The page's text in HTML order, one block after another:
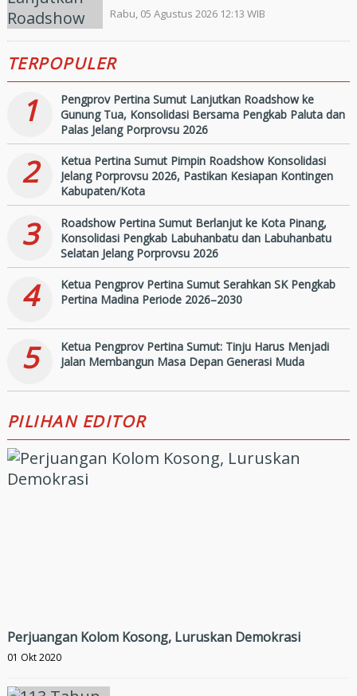
Gunung Tua, Konsolidasi
Bersama Pengkab Paluta
dan Palas Jelang Porprovsu
2026
Rabu, 05 Agustus 2026 12:13 WIB
TERPOPULER
1
Pengprov Pertina Sumut Lanjutkan Roadshow ke
Gunung Tua, Konsolidasi Bersama Pengkab Paluta dan
Palas Jelang Porprovsu 2026
2
Ketua Pertina Sumut Pimpin Roadshow Konsolidasi
Jelang Porprovsu 2026, Pastikan Kesiapan Kontingen
Kabupaten/Kota
3
Roadshow Pertina Sumut Berlanjut ke Kota Pinang,
Konsolidasi Pengkab Labuhanbatu dan Labuhanbatu
Selatan Jelang Porprovsu 2026
4
Ketua Pengprov Pertina Sumut Serahkan SK Pengkab
Pertina Madina Periode 2026–2030
5
Ketua Pengprov Pertina Sumut: Tinju Harus Menjadi
Jalan Membangun Masa Depan Generasi Muda
PILIHAN EDITOR
Perjuangan Kolom Kosong, Luruskan Demokrasi
01 Okt 2020